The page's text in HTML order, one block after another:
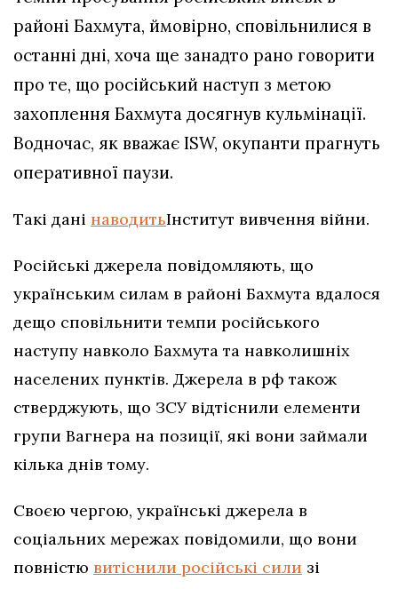
районі Бахмута, ймовірно, сповільнилися в
останні дні, хоча ще занадто рано говорити
про те, що російський наступ з метою
захоплення Бахмута досягнув кульмінації.
Водночас, як вважає ISW, окупанти прагнуть
оперативної паузи.
Такі дані наводитьІнститут вивчення війни.
Російські джерела повідомляють, що
українським силам в районі Бахмута вдалося
дещо сповільнити темпи російського
наступу навколо Бахмута та навколишніх
населених пунктів. Джерела в рф також
стверджують, що ЗСУ відтіснили елементи
групи Вагнера на позиції, які вони займали
кілька днів тому.
Своєю чергою, українські джерела в
соціальних мережах повідомили, що вони
повністю витіснили російські сили зі